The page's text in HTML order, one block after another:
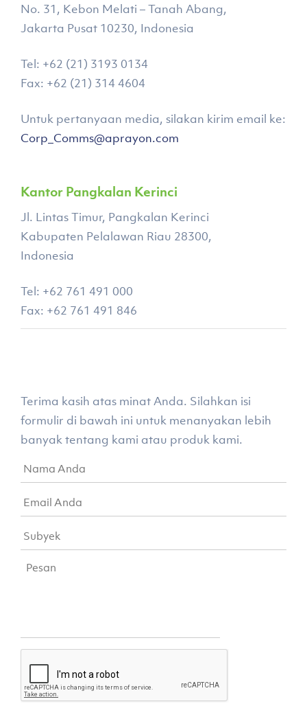
No. 31, Kebon Melati – Tanah Abang,
Jakarta Pusat 10230, Indonesia
Tel: +62 (21) 3193 0134
Fax: +62 (21) 314 4604
Untuk pertanyaan media, silakan kirim email ke:
Corp_Comms@aprayon.com
Kantor Pangkalan Kerinci
Jl. Lintas Timur, Pangkalan Kerinci
Kabupaten Pelalawan Riau 28300,
Indonesia
Tel: +62 761 491 000
Fax: +62 761 491 846
Terima kasih atas minat Anda. Silahkan isi
formulir di bawah ini untuk menanyakan lebih
banyak tentang kami atau produk kami.
Nama
Email
Subyek
Pesan
CAPTCHA